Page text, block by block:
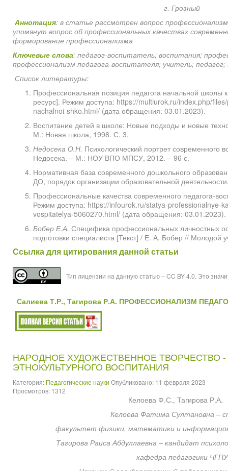
г. Грозный
Аннотация: в статье рассмотрен вопрос
упомянут вопрос об профессиональных качествах
формирование профессионализма
Ключевые слова: педагог-воспитатель; воспитания;
профессионализм педагога-воспитателя; учитель;
Список литературы:
Профессиональная позиция педагога начальной школы
ресурс]. Режим доступа: https://multiurok.ru/index.php/
nachalnoi-shko.html/ (дата обращения: 03.01.2023).
Воспитание детей в школе: Новые подходы и новые
М.: Новая школа, 1998. С. 3.
Недосека О.Н. Психологический портрет современного
Недосека. – М.: НОУ ВПО МПСУ, 2012. – 96 с.
Нормативная база современного дошкольного
ДО, порядок организации образовательной
Профессиональные качества современного педагога-
Режим доступа: https://infourok.ru/statya-professionalnye-
vospitatelya-5060270.html/ (дата обращения: 03.01.2023).
Бобер Е.А. Специфика профессиональных личностных
подготовки специалиста [Текст] / Е. А. Бобер //
Ссылка для цитирования данной статьи
Тип лицензии на данную статью – CC BY 4.0. Это
Салиева Т.Р., Тагирова Р.А. ПРОФЕССИОНАЛИЗМ
НАРОДНОЕ ХУДОЖЕСТВЕННОЕ ТВОРЧЕСТВО
ЭТНОКУЛЬТУРНОГО ВОСПИТАНИЯ
Категория: Педагогические науки Опубликовано: 11 февраля 2023
Просмотров: 1312
Келоева Ф.С., Тагирова Р.А.
Келоева Фатима Султановна –
факультет физики, математики и
Тагирова Раиса Абдуллаевна – кандидат
кафедра педагогики